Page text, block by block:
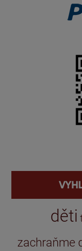
děti
zachraňme